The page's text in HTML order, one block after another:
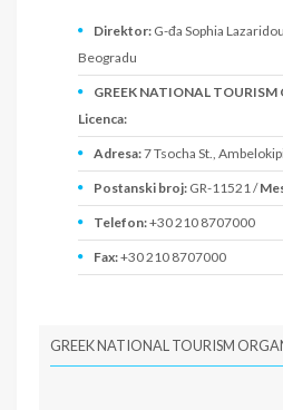
Direktor: G-đa Sophia
Beogradu
GREEK NATIONAL
Licenca:
Adresa:7 Tsocha St.,
Postanski broj: GR-11521 /
Telefon:+30 210 8707000
Fax:+30 210 8707000
sajt: www.visitgreece.gr
GREEK NATIONAL TOURISM